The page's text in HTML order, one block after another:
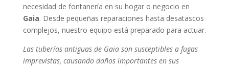
necesidad de fontanería en su hogar o negocio en
Gaia. Desde pequeñas reparaciones hasta desatascos
complejos, nuestro equipo está preparado para actuar.
Las tuberías antiguas de Gaia son susceptibles a fugas
imprevistas, causando daños importantes en sus